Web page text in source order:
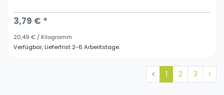
3,79 € *
20,49 € / Kilogramm
Verfügbar, Lieferfrist 2-6 Arbeiitstage.
1 2 3